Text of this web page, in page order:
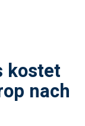
kostet
nach